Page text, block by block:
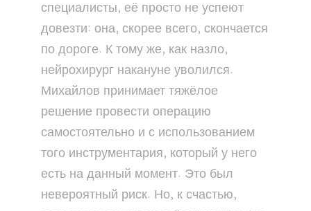
специалисты, её просто не успеют
довезти: она, скорее всего, скончается
по дороге. К тому же, как назло,
нейрохирург накануне уволился.
Михайлов принимает тяжёлое
решение провести операцию
самостоятельно и с использованием
того инструментария, который у него
есть на данный момент. Это был
невероятный риск. Но, к счастью,